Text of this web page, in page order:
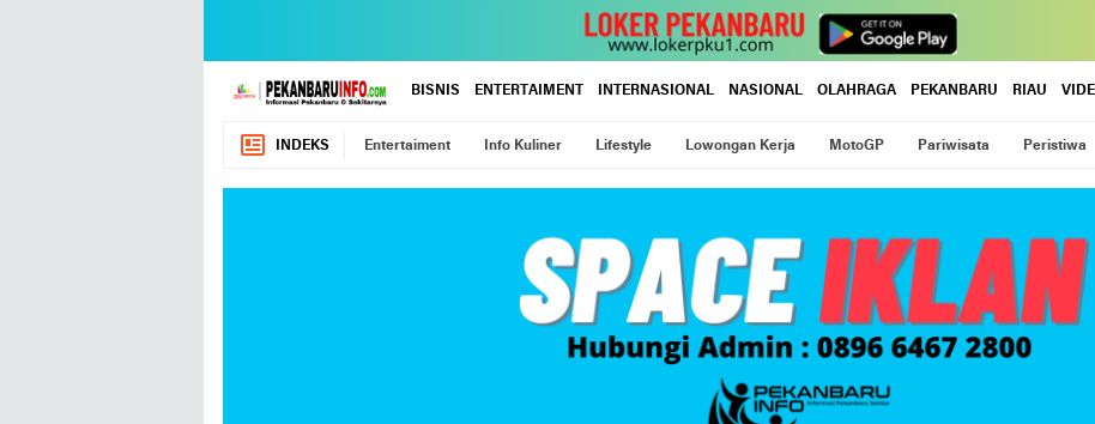
BISNIS ENTERTAIMENT INTERNASIONAL NASIONAL OLAHRAGA PEKANBARU RIAU
INDEKS Entertaiment Info Kuliner Lifestyle Lowongan Kerja MotoGP Pariwisata Peristiwa